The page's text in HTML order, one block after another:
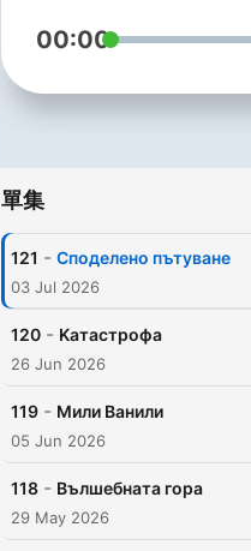
00:00
單集
121 - Споделено пътуване
03 Jul 2026
120 - Kатастрофa
26 Jun 2026
119 - Мили Ванили
05 Jun 2026
118 - Вълшебната гора
29 May 2026